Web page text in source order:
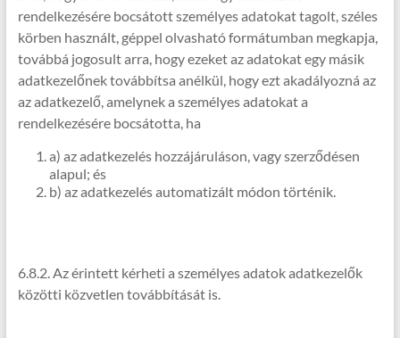
rendelkezésére bocsátott személyes adatokat tagolt, széles
körben használt, géppel olvasható formátumban megkapja,
továbbá jogosult arra, hogy ezeket az adatokat egy másik
adatkezelőnek továbbítsa anélkül, hogy ezt akadályozná az
az adatkezelő, amelynek a személyes adatokat a
rendelkezésére bocsátotta, ha
a) az adatkezelés hozzájáruláson, vagy szerződésen
alapul; és
b) az adatkezelés automatizált módon történik.
6.8.2. Az érintett kérheti a személyes adatok adatkezelők
közötti közvetlen továbbítását is.